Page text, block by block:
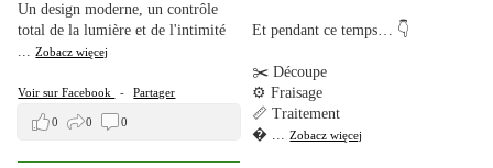
Un design moderne, un contrôle
total de la lumière et de l'intimité
...Zobacz więcej
Voir sur Facebook - Partager
0 0 0
Et pendant ce temps… 👇
✂️ Découpe
⚙️ Fraisage
📏 Traitement
 ...Zobacz więcej